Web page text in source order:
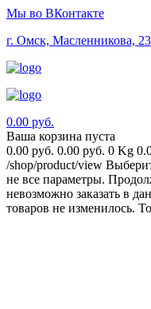
Мы во ВКонтакте
г. Омск, Масленникова, 23
0.00 руб.
Ваша корзина пуста
0.00 руб. 0.00 руб. 0 Kg
/shop/product/view
не все параметры.
невозможно заказать в
товаров не изменилось.